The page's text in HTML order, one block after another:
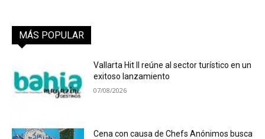
MÁS POPULAR
Vallarta Hit II reúne al sector turístico en un
exitoso lanzamiento
07/08/2026
Cena con causa de Chefs Anónimos busca